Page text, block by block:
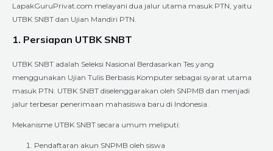
LapakGuruPrivat.com melayani dua jalur utama masuk PTN, yaitu
UTBK SNBT dan Ujian Mandiri PTN.
1. Persiapan UTBK SNBT
UTBK SNBT adalah Seleksi Nasional Berdasarkan Tes yang
menggunakan Ujian Tulis Berbasis Komputer sebagai syarat utama
masuk PTN. UTBK SNBT diselenggarakan oleh SNPMB dan menjadi
jalur terbesar penerimaan mahasiswa baru di Indonesia.
Mekanisme UTBK SNBT secara umum meliputi:
Pendaftaran akun SNPMB oleh siswa